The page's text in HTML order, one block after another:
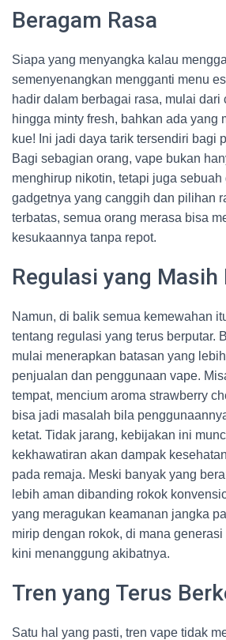
Beragam Rasa
Siapa yang menyangka kalau
semenyenangkan mengganti menu
hadir dalam berbagai rasa, mulai dari
hingga minty fresh, bahkan ada yang
kue! Ini jadi daya tarik tersendiri bagi
Bagi sebagian orang, vape bukan
menghirup nikotin, tetapi juga
gadgetnya yang canggih dan pilihan
terbatas, semua orang merasa bisa
kesukaannya tanpa repot.
Regulasi yang Masih
Namun, di balik semua kemewahan
tentang regulasi yang terus berputar.
mulai menerapkan batasan yang
penjualan dan penggunaan vape.
tempat, mencium aroma strawberry
bisa jadi masalah bila
ketat. Tidak jarang, kebijakan ini
kekhawatiran akan dampak
pada remaja. Meski banyak yang
lebih aman dibanding rokok
yang meragukan keamanan jangka
mirip dengan rokok, di mana
kini menanggung akibatnya.
Tren yang Terus
Satu hal yang pasti, tren vape tidak